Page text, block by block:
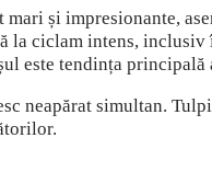
și impresionante,
ciclam intens,
este tendința
neapărat simultan.